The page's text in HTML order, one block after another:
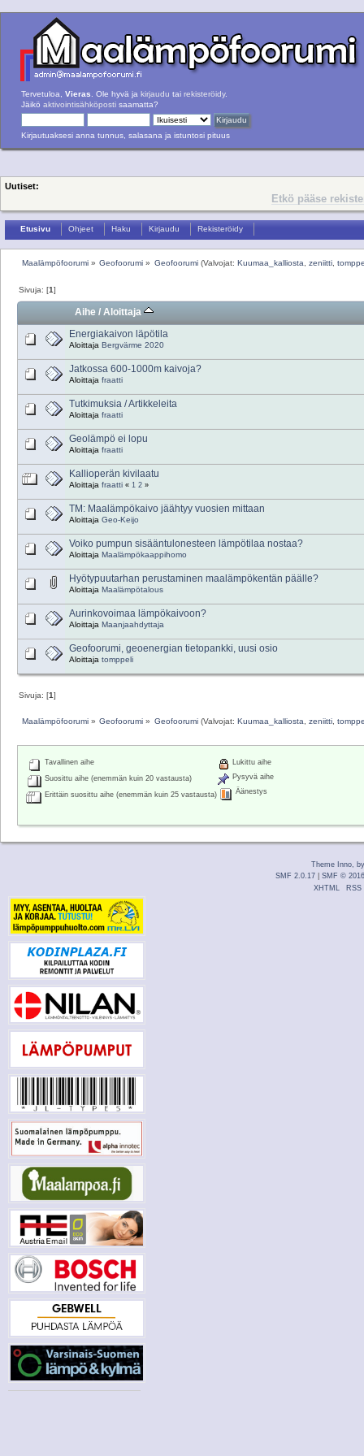
Tervetuloa, Vieras . Ole hyvä ja kirjaudu tai rekisteröidy.
Jäikö aktivointisähköposti saamatta?
Kirjautuaksesi anna tunnus, salasana ja istuntosi pituus
Uutiset:
Etkö pääse
Etusivu Ohjeet Haku Kirjaudu Rekisteröidy
Maalämpöfoorumi» Geofoorumi » Geofoorumi (Valvojat: Kuumaa_kalliosta,zeniitti,
Sivuja: [1]
Aihe /Aloittaja
Energiakaivon läpötila
Aloittaja Bergvärme 2020
Jatkossa 600-1000m kaivoja?
Aloittaja fraatti
Tutkimuksia / Artikkeleita
Aloittaja fraatti
Geolämpö ei lopu
Aloittaja fraatti
Kallioperän kivilaatu
Aloittaja fraatti « 1 2 »
TM: Maalämpökaivo jäähtyy vuosien mittaan
Aloittaja Geo-Keijo
Voiko pumpun sisääntulonesteen lämpötilaa nostaa?
Aloittaja Maalämpökaappihomo
Hyötypuutarhan perustaminen maalämpökentän päälle?
Aloittaja Maalämpötalous
Aurinkovoimaa lämpökaivoon?
Aloittaja Maanjaahdyttaja
Geofoorumi, geoenergian tietopankki, uusi osio
Aloittaja tomppeli
Sivuja: [1]
Maalämpöfoorumi» Geofoorumi » Geofoorumi (Valvojat:Kuumaa_kalliosta ,zeniitti ,
Tavallinen aihe
Suosittu aihe (enemmän kuin 20 vastausta)
Erittäin suosittu aihe (enemmän kuin 25 vastausta)
Lukittu aihe
Pysyvä aihe
Äänestys
Theme Inno,
SMF 2.0.17
SMF © 2016
XHTML
RSS